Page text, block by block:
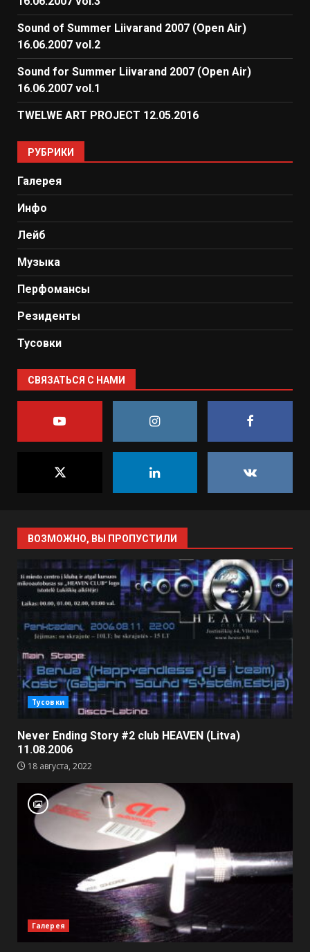
Sound of Summer Liivarand 2007 (Open Air)
16.06.2007 vol.2
Sound for Summer Liivarand 2007 (Open Air)
16.06.2007 vol.1
TWELWE ART PROJECT 12.05.2016
РУБРИКИ
Галерея
Инфо
Лейб
Музыка
Перфомансы
Резиденты
Тусовки
СВЯЗАТЬСЯ С НАМИ
ВОЗМОЖНО, ВЫ ПРОПУСТИЛИ
Тусовки
Never Ending Story #2 club HEAVEN (Litva)
11.08.2006
18 августа, 2022
Галерея